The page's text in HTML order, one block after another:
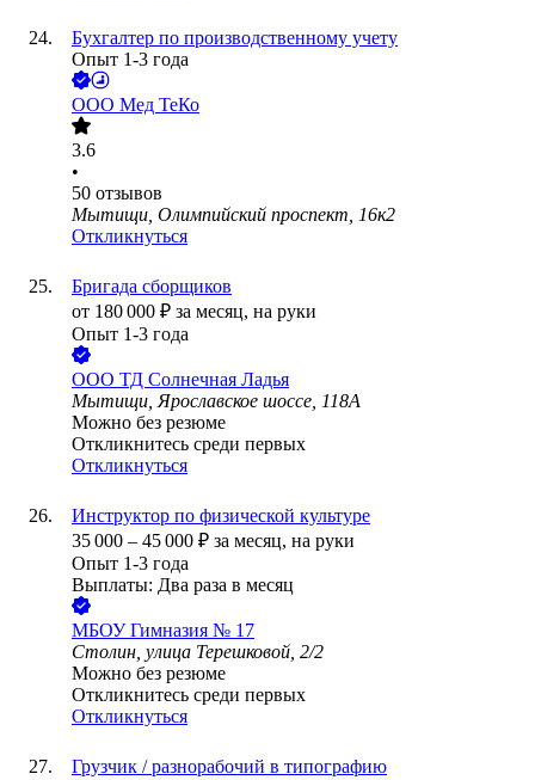
Бухгалтер по производственному учету
Опыт 1-3 года
ООО Мед ТеКо
3.6
•
50 отзывов
Мытищи, Олимпийский проспект, 16к2
Откликнуться
Бригада сборщиков
от 180 000 ₽ за месяц, на руки
Опыт 1-3 года
ООО ТД Солнечная Ладья
Мытищи, Ярославское шоссе, 118А
Можно без резюме
Откликнитесь среди первых
Откликнуться
Инструктор по физической культуре
35 000 – 45 000 ₽ за месяц, на руки
Опыт 1-3 года
Выплаты: Два раза в месяц
МБОУ Гимназия № 17
Столин, улица Терешковой, 2/2
Можно без резюме
Откликнитесь среди первых
Откликнуться
Грузчик / разнорабочий в типографию